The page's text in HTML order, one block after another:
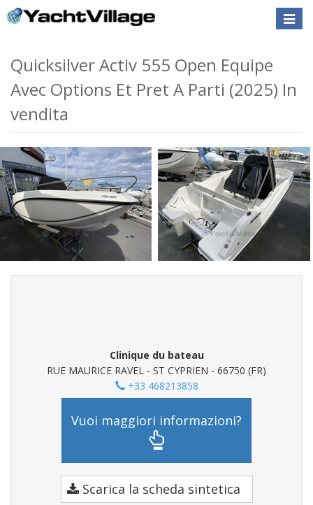
Toggle
Quicksilver Activ 555 Open Equipe
Avec Options Et Pret A Parti (2025) In
vendita
Clinique du bateau
RUE MAURICE RAVEL - ST CYPRIEN - 66750 (FR)
+33 468213858
Vuoi maggiori informazioni?
Scarica la scheda sintetica